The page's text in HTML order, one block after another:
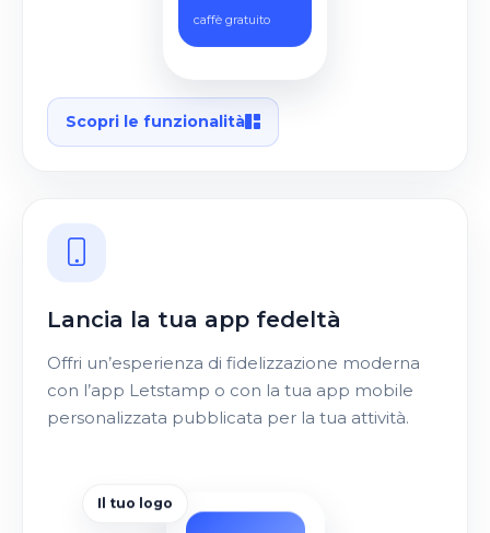
caffè gratuito
Scopri le funzionalità
Lancia la tua app fedeltà
Offri un’esperienza di fidelizzazione moderna
con l’app Letstamp o con la tua app mobile
personalizzata pubblicata per la tua attività.
Il tuo logo